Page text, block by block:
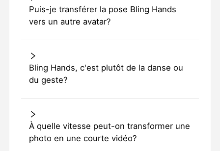
Puis-je transférer la pose Bling Hands
vers un autre avatar?
Bling Hands, c'est plutôt de la danse ou
du geste?
À quelle vitesse peut-on transformer une
photo en une courte vidéo?